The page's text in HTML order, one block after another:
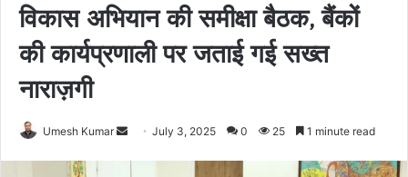
विकास अभियान की समीक्षा बैठक, बैंकों
की कार्यप्रणाली पर जताई गई सख्त
नाराज़गी
Umesh Kumar
SendJuly 3, 2025 0 25 1 minute read